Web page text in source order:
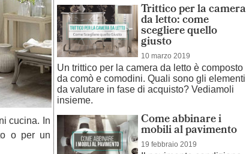
cucina. In
o per un
Trittico per la camera
da letto: come
scegliere quello
giusto
10 marzo 2019
Un trittico per la camera da letto è composto
da comò e comodini. Quali sono gli elementi
da valutare in fase di acquisto? Vediamoli
insieme.
Come abbinare i
mobili al pavimento
19 febbraio 2019